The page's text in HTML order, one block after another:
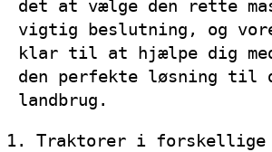
det at vælge den rette
vigtig beslutning, og
klar til at hjælpe dig
den perfekte løsning til
landbrug.
Traktorer i forskellige